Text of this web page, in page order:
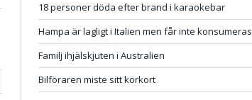
Twitter
Facebook
Google+
Pinterest
LinkedIn
Tumblr
18 personer döda efter brand i karaokebar
Hampa är lagligt i Italien men får inte konsumeras
Familj ihjälskjuten i Australien
Bilföraren miste sitt körkort